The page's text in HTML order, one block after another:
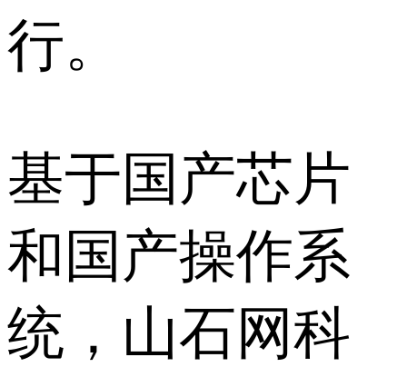
行。
基于国产芯片
和国产操作系
统，山石网科